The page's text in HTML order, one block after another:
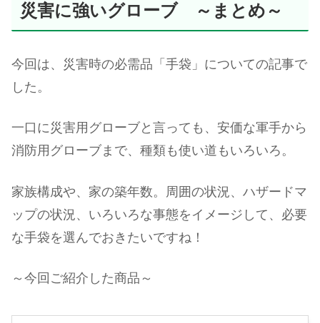
災害に強いグローブ ～まとめ～
今回は、災害時の必需品「手袋」についての記事で
した。
一口に災害用グローブと言っても、安価な軍手から
消防用グローブまで、種類も使い道もいろいろ。
家族構成や、家の築年数。周囲の状況、ハザードマ
ップの状況、いろいろな事態をイメージして、必要
な手袋を選んでおきたいですね！
～今回ご紹介した商品～